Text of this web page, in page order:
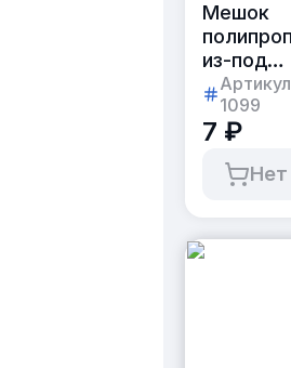
Мешок
из-под
сахара
по 20шт.
1099
7 ₽